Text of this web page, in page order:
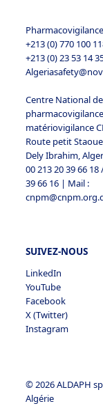
la
niveau
caractère
Nous ont
standard
transfert
pays
des
à la
Le Cadre
certifiées
Plus
certifiées
https://
+213 (0) 770 100
+213 (0) 23 53 14
Centre National de
matériovigilance
Route petit
Dely Ibrahim,
00 213 20 39 66 18
39 66 16 | Mail :
SUIVEZ-NOUS
LinkedIn
YouTube
Facebook
X (Twitter)
Instagram
© 2026 ALDAPH
Algérie